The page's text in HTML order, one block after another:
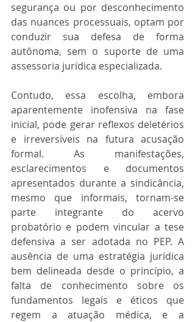
segurança ou por desconhecimento
das nuances processuais, optam por
conduzir sua defesa de forma
autônoma, sem o suporte de uma
assessoria jurídica especializada.
Contudo, essa escolha, embora
aparentemente inofensiva na fase
inicial, pode gerar reflexos deletérios
e irreversíveis na futura acusação
formal. As manifestações,
esclarecimentos e documentos
apresentados durante a sindicância,
mesmo que informais, tornam-se
parte integrante do acervo
probatório e podem vincular a tese
defensiva a ser adotada no PEP. A
ausência de uma estratégia jurídica
bem delineada desde o princípio, a
falta de conhecimento sobre os
fundamentos legais e éticos que
regem a atuação médica, e a